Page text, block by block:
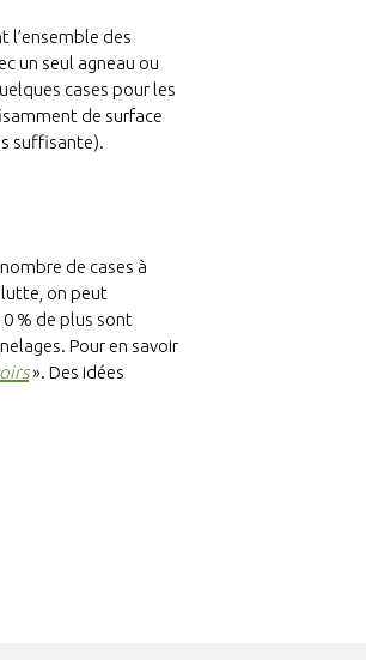
l’ensemble des
un seul agneau ou
cases pour les
de surface
suffisante).
de cases à
on peut
% de plus sont
Pour en savoir
». Des idées